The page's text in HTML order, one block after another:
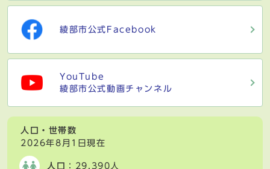
綾部市公式Facebook
YouTube
綾部市公式動画チャンネル
人口・世帯数
2026年8月1日現在
人口 ：29,390人